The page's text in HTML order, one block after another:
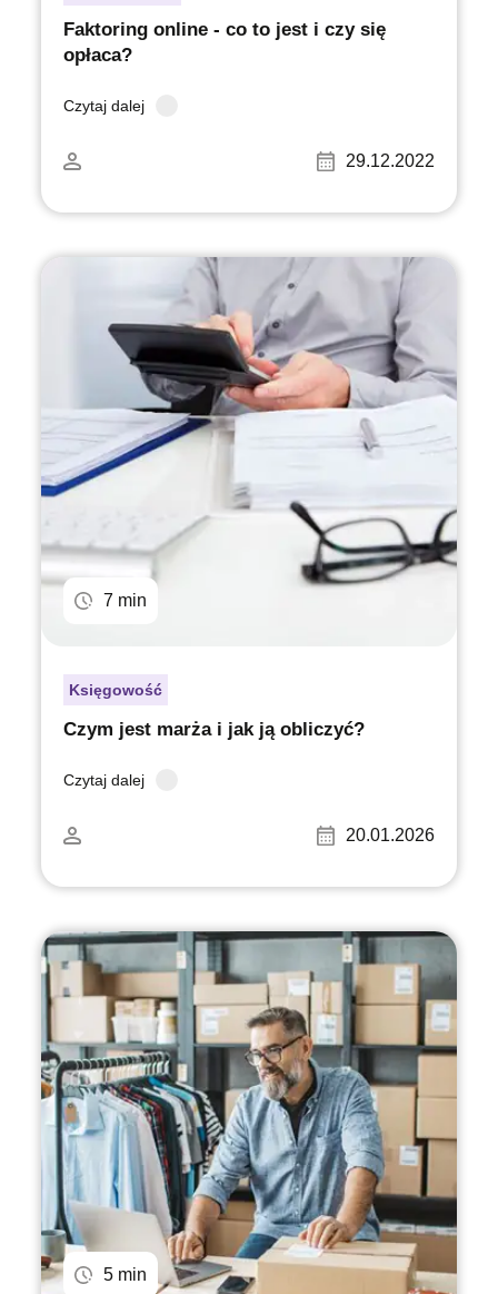
Faktoring online - co to jest i czy się
opłaca?
Czytaj dalej
29.12.2022
7 min
Księgowość
Czym jest marża i jak ją obliczyć?
Czytaj dalej
20.01.2026
5 min